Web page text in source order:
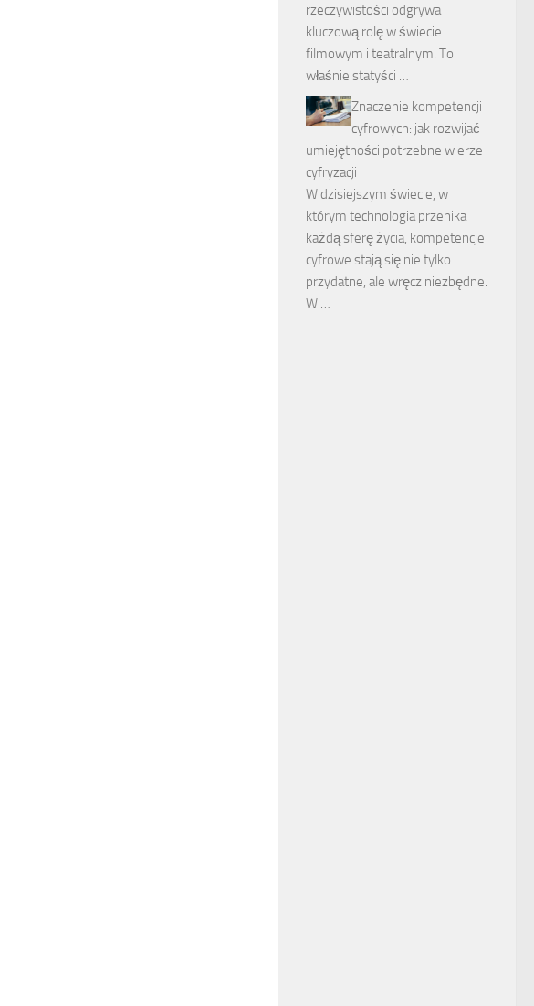
rzeczywistości odgrywa
kluczową rolę w świecie
filmowym i teatralnym. To
właśnie statyści …
Znaczenie kompetencji
cyfrowych: jak rozwijać
umiejętności potrzebne w erze
cyfryzacji
W dzisiejszym świecie, w
którym technologia przenika
każdą sferę życia, kompetencje
cyfrowe stają się nie tylko
przydatne, ale wręcz niezbędne.
W …